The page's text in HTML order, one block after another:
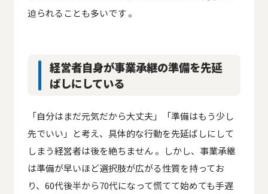
迫られることも多いです 。
経営者自身が事業承継の準備を先延
ばしにしている
「自分はまだ元気だから大丈夫」「準備はもう少し
先でいい」と考え、具体的な行動を先延ばしにして
しまう経営者は後を絶ちません 。しかし、事業承継
は準備が早いほど選択肢が広がる性質を持ってお
り、60代後半から70代になって慌てて始めても手遅